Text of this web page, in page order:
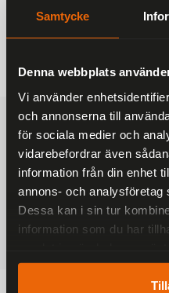
Samtycke
Denna webbplats
Vi använder
och annonserna till
för sociala medier och
vidarebefordrar även
information från din enhet
annons- och analysföretag
Dessa kan i sin tur
information som du har
187 kr
249 kr
FRAKTFRITT
På alla ordrar
1-3 DAGAR
Inom Sverige
SÄKRA
Betalkort,